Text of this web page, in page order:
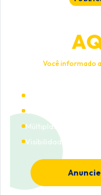
Você informado
Múltiplas categorias
Visibilidade premium